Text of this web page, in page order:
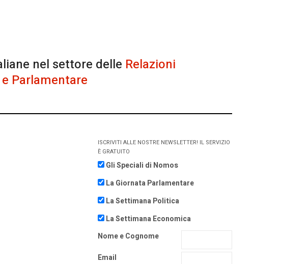
nel settore delle Relazioni
Parlamentare
ISCRIVITI ALLE NOSTRE NEWSLETTER! IL SERVIZIO
È GRATUITO
Gli Speciali di Nomos
La Giornata Parlamentare
La Settimana Politica
La Settimana Economica
Nome e Cognome
Email